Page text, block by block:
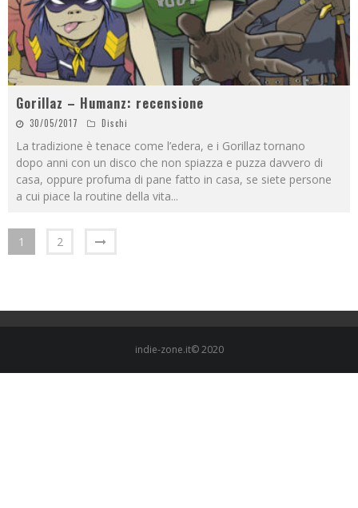
Gorillaz – Humanz: recensione
30/05/2017 Dischi
La tradizione è tenace come l’edera, e i Gorillaz tornano
dopo anni con un disco che non spiazza e puzza davvero di
casa, oppure profuma di pane fatto in casa, se siete persone
a cui piace la routine della vita...
1 2
indie-zone.it© 2020